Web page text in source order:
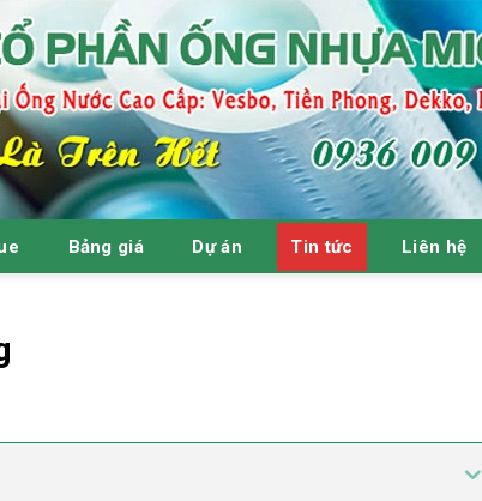
Bảng giá Dự án Tin tức Liên hệ